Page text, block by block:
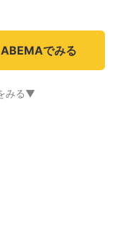
ABEMAでみる
みる▼